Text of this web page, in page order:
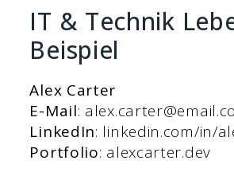
IT & Technik
Beispiel
Alex Carter
E-Mail:
LinkedIn: linkedin.com/in/
Portfolio: alexcarter.dev